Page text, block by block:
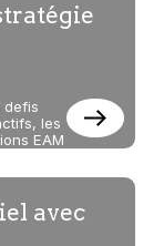
defis
les
EAM
avec